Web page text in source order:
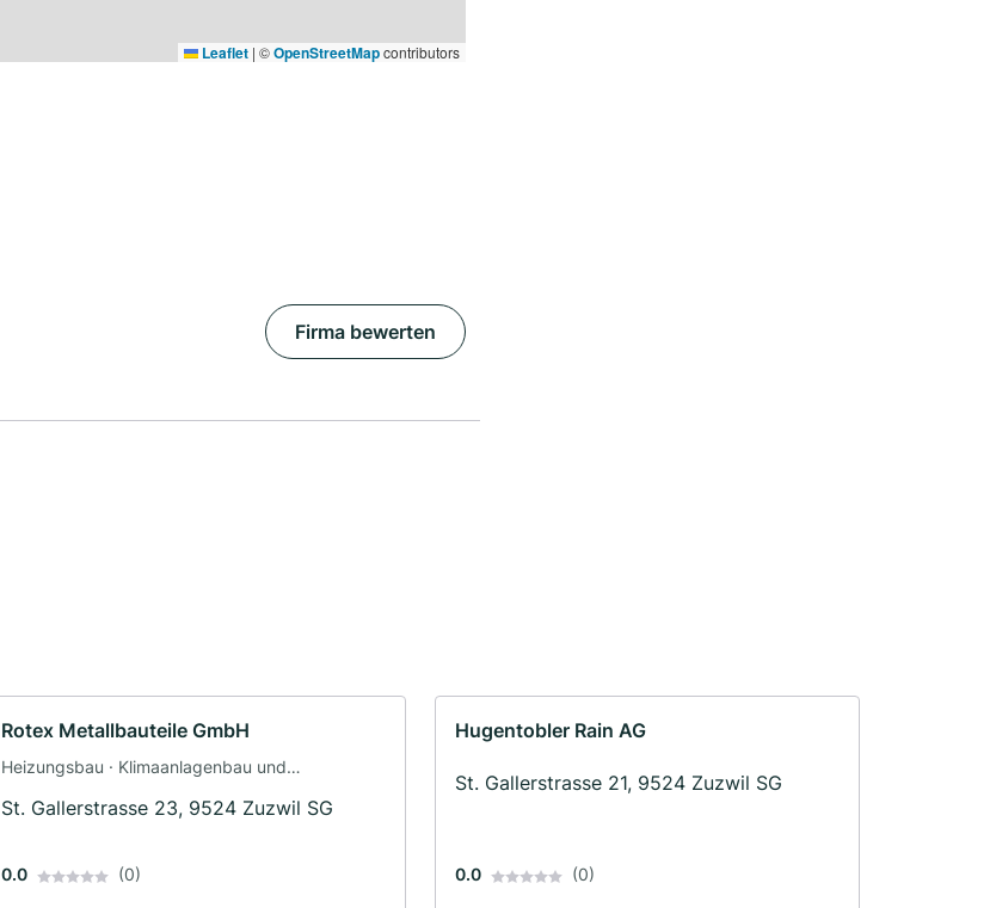
Leaflet | ©OpenStreetMapcontributors
Firma bewerten
Rotex Metallbauteile GmbH
Heizungsbau · Klimaanlagenbau und
Schädlingsvernichtung
St. Gallerstrasse 23, 9524 Zuzwil SG
0.0 (0)
Hugentobler Rain AG
St. Gallerstrasse 21, 9524 Zuzwil SG
0.0 (0)